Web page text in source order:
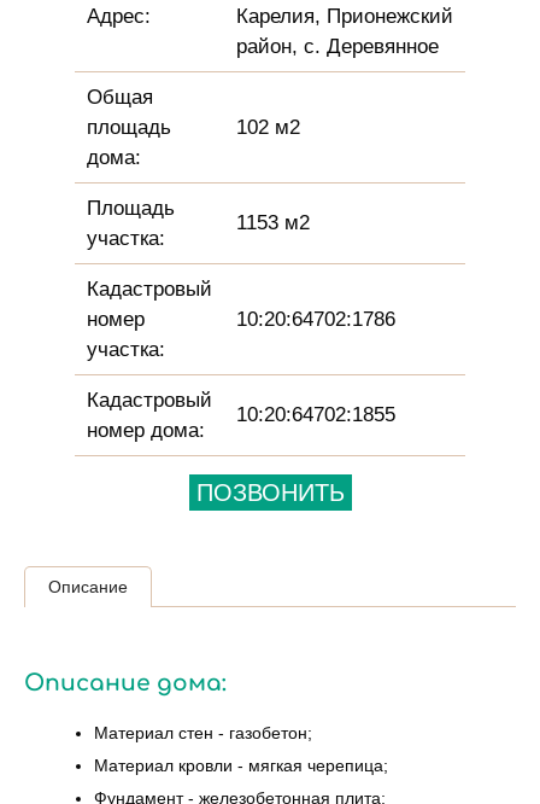
Адрес:
Карелия, Прионежский
район, с. Деревянное
Общая
площадь
дома:
102 м2
Площадь
участка:
1153 м2
Кадастровый
номер
участка:
10:20:64702:1786
Кадастровый
номер дома:
10:20:64702:1855
ПОЗВОНИТЬ
Описание
Описание дома:
Материал стен - газобетон;
Материал кровли - мягкая черепица;
Фундамент - железобетонная плита;